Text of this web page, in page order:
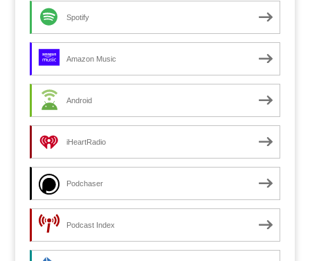
Spotify
Amazon Music
Android
iHeartRadio
Podchaser
Podcast Index